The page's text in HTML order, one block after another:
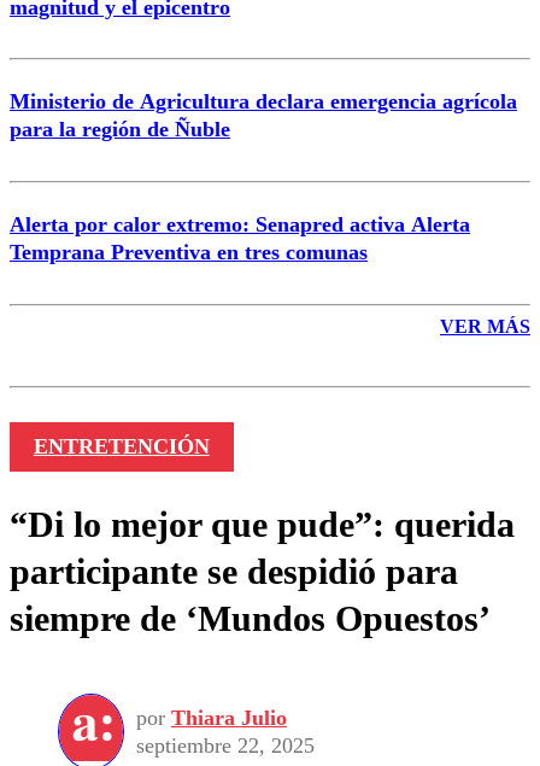
magnitud y el epicentro
Ministerio de Agricultura declara emergencia agrícola
para la región de Ñuble
Alerta por calor extremo: Senapred activa Alerta
Temprana Preventiva en tres comunas
VER MÁS
ENTRETENCIÓN
“Di lo mejor que pude”: querida
participante se despidió para
siempre de ‘Mundos Opuestos’
por Thiara Julio
septiembre 22, 2025